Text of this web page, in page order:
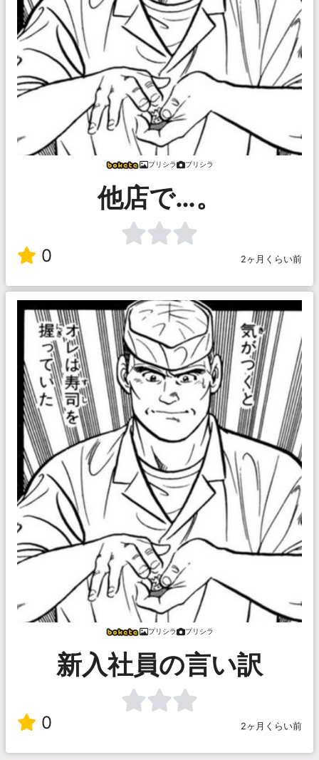
プリシラ プリシラ
他店で…。
0 2ヶ月くらい前
プリシラ プリシラ
新入社員の言い訳
0 2ヶ月くらい前